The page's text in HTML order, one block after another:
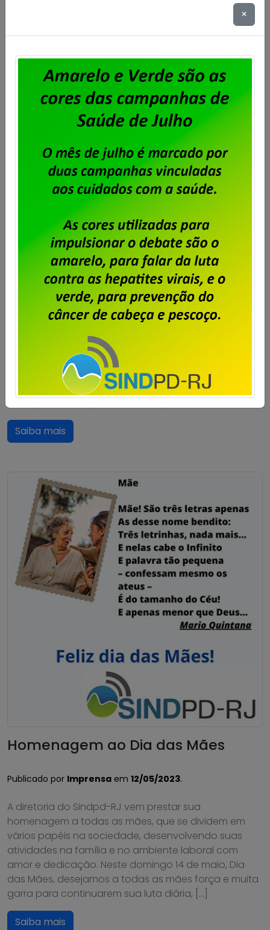
Outubro Rosa – Mês de
Conscientização Sobre o Câncer
de Mama
Publicado por Imprensa em 03/10/2023 .
O movimento internacional de conscientização para
Rosa, foi criado no início da década de 1990, quando
o símbolo da prevenção ao câncer de mama — o
laço cor-de-rosa — foi lançado pela Fundação
Susan G. Komen for the Cure e distribuído aos
participantes da primeira Corrida pela Cura, […]
Saiba mais
Homenagem ao Dia das Mães
Publicado por Imprensa em 12/05/2023.
A diretoria do Sindpd-RJ vem prestar sua
homenagem a todas as mães, que se dividem em
vários papéis na sociedade, desenvolvendo suas
atividades na família e no ambiente laboral com
amor e dedicação. Neste domingo 14 de maio, Dia
das Mães, desejamos a todas as mães força e muita
garra para continuarem sua luta diária, […]
Saiba mais
×